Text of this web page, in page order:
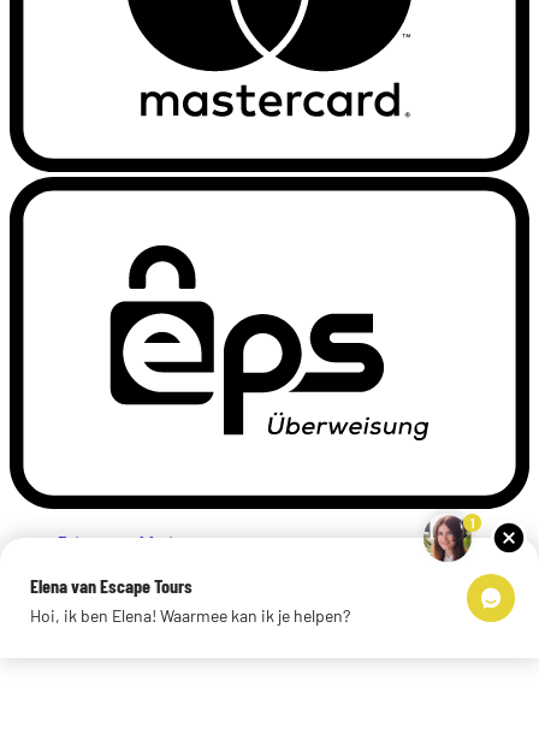
Privacyverklaring
Links
© 2026 Escape Tours
1
Elena van Escape Tours
Hoi, ik ben Elena! Waarmee kan ik je helpen?